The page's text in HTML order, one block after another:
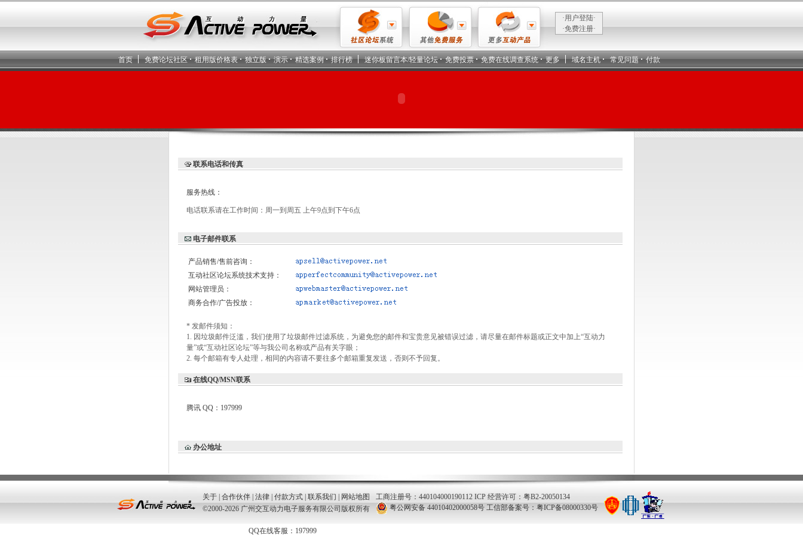
·用户登陆·
·免费注册·
首页 免费论坛社区 租用版价格表 独立版 演示 精选案例 排行榜 迷你板留言本/轻量论坛 免费投票 免费在线调查系统 更多 域名主机 常见问题 付款
联系电话和传真
服务热线：
电话联系请在工作时间：周一到周五 上午9点到下午6点
电子邮件联系
产品销售/售前咨询：
互动社区论坛系统技术支持：
网站管理员：
商务合作/广告投放：
* 发邮件须知：
1. 因垃圾邮件泛滥，我们使用了垃圾邮件过滤系统，为避免您的邮件和宝贵意见被错误过滤，请尽量在邮件标题或正文中加上“互动力
量”或“互动社区论坛”等与我公司名称或产品有关字眼；
2. 每个邮箱有专人处理，相同的内容请不要往多个邮箱重复发送，否则不予回复。
在线QQ/MSN联系
腾讯 QQ：197999
办公地址
关于 合作伙伴 法律 付款方式 联系我们
网站地图
©2000-2026 广州交互动力电子服务有限公司版权所有
工商注册号：440104000190112 ICP 经营许可：粤B2-20050134
粤公网安备 44010402000058号 工信部备案号：粤ICP备08000330号
QQ在线客服：197999